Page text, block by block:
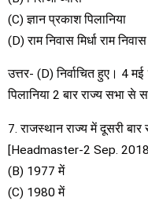
(C) ज्ञान प्रकाश पिलानिया
(D) राम निवास मिर्धा राम
उत्तर- (D) निर्वाचित हुए। 4
पिलानिया 2 बार राज्य सभा
7. राजस्थान राज्य में दूसरी बार
[Headmaster-2 Sep.
(B) 1977 में
(C) 1980 में